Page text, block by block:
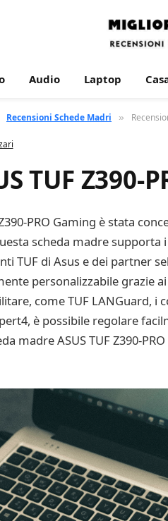
Audio Laptop
Recensioni Schede Madri »
TUF
PRO Gaming è stata
scheda madre
TUF di Asus e dei partner
personalizzabile grazie
come TUF LANGuard, i
è possibile regolare
madre ASUS TUF Z390-